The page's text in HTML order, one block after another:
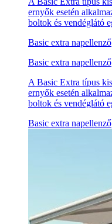
ernyők esetén
boltok és vendéglátó
Basic extra napellenző
Basic extra napellenző
A Basic Extra típus
ernyők esetén
boltok és vendéglátó
Basic extra napellenző